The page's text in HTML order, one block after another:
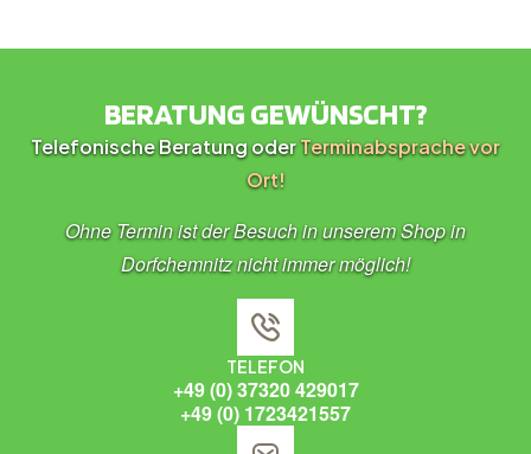
BERATUNG GEWÜNSCHT?
Telefonische Beratung oderTerminabsprache vor
Ort!
Ohne Termin ist der Besuch in unserem Shop in
Dorfchemnitz nicht immer möglich!
TELEFON
+49 (0) 37320 429017
+49 (0) 1723421557